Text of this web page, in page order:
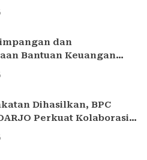
Ulama
dan
Bantuan Keuangan
. Kec Waru . Kab . Sidoarjo
Dihasilkan, BPC
Perkuat Kolaborasi